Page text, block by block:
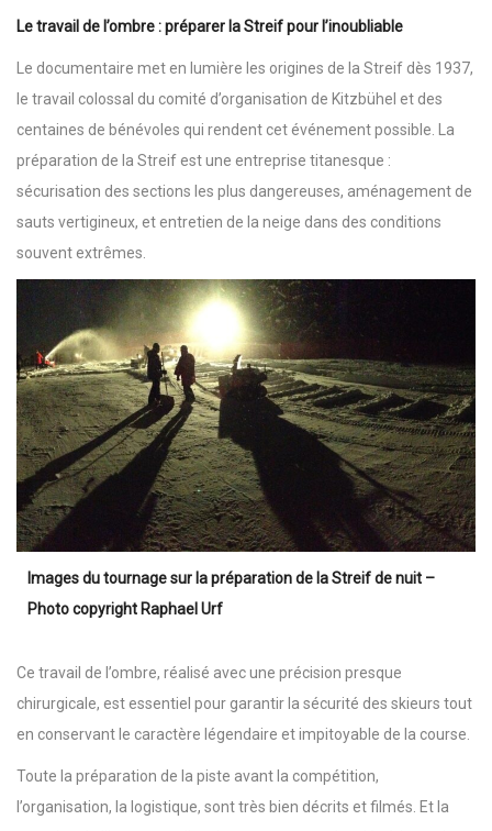
Le travail de l’ombre : préparer la Streif pour l’inoubliable
Le documentaire met en lumière les origines de la Streif dès 1937,
le travail colossal du comité d’organisation de Kitzbühel et des
centaines de bénévoles qui rendent cet événement possible. La
préparation de la Streif est une entreprise titanesque :
sécurisation des sections les plus dangereuses, aménagement de
sauts vertigineux, et entretien de la neige dans des conditions
souvent extrêmes.
Images du tournage sur la préparation de la Streif de nuit –
Photo copyright Raphael Urf
Ce travail de l’ombre, réalisé avec une précision presque
chirurgicale, est essentiel pour garantir la sécurité des skieurs tout
en conservant le caractère légendaire et impitoyable de la course.
Toute la préparation de la piste avant la compétition,
l’organisation, la logistique, sont très bien décrits et filmés. Et la